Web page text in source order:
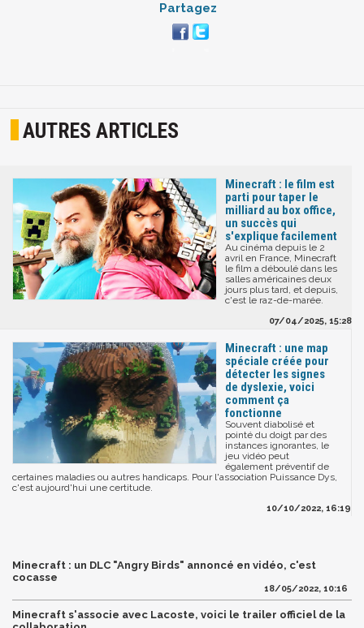
Partagez
AUTRES ARTICLES
Minecraft : le film est
parti pour taper le
milliard au box office,
un succès qui
s'explique facilement
Au cinéma depuis le 2
avril en France, Minecraft
le film a déboulé dans les
salles américaines deux
jours plus tard, et depuis,
c'est le raz-de-marée.
07/04/2025, 15:28
Minecraft : une map
spéciale créée pour
détecter les signes
de dyslexie, voici
comment ça
fonctionne
Souvent diabolisé et
pointé du doigt par des
instances ignorantes, le
jeu vidéo peut
également préventif de
certaines maladies ou autres handicaps. Pour l'association Puissance Dys,
c'est aujourd'hui une certitude.
10/10/2022, 16:19
Minecraft : un DLC "Angry Birds" annoncé en vidéo, c'est
cocasse
18/05/2022, 10:16
Minecraft s'associe avec Lacoste, voici le trailer officiel de la